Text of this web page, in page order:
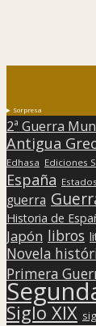
Sorpresa
2ª Guerra
Antigua
Edhasa Ediciones
España
guerra
Historia de
Japón libros
Novela
Primera
Siglo XIX